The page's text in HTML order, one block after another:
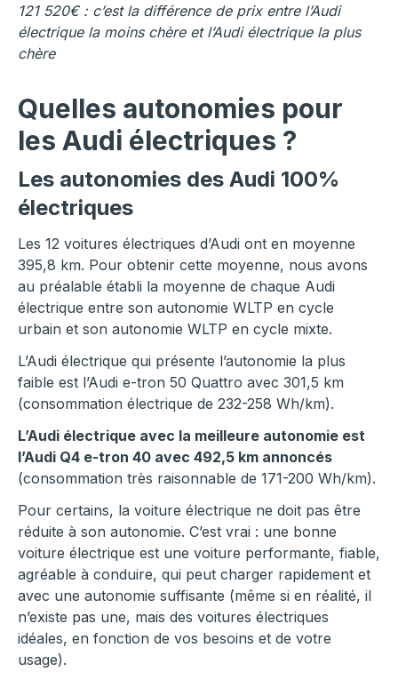
121 520€ : c’est la différence de prix entre l’Audi
électrique la moins chère et l’Audi électrique la plus
chère
Quelles autonomies pour
les Audi électriques ?
Les autonomies des Audi 100%
électriques
Les 12 voitures électriques d’Audi ont en moyenne
395,8 km. Pour obtenir cette moyenne, nous avons
au préalable établi la moyenne de chaque Audi
électrique entre son autonomie WLTP en cycle
urbain et son autonomie WLTP en cycle mixte.
L’Audi électrique qui présente l’autonomie la plus
faible est l’Audi e-tron 50 Quattro avec 301,5 km
(consommation électrique de 232-258 Wh/km).
L’Audi électrique avec la meilleure autonomie est
l’Audi Q4 e-tron 40 avec 492,5 km annoncés
(consommation très raisonnable de 171-200 Wh/km).
Pour certains, la voiture électrique ne doit pas être
réduite à son autonomie. C’est vrai : une bonne
voiture électrique est une voiture performante, fiable,
agréable à conduire, qui peut charger rapidement et
avec une autonomie suffisante (même si en réalité, il
n’existe pas une, mais des voitures électriques
idéales, en fonction de vos besoins et de votre
usage).